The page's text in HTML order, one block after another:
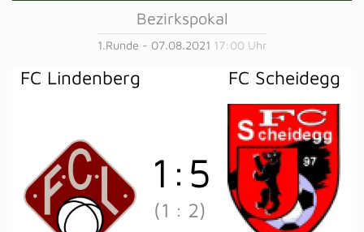
Bezirkspokal
1.Runde - 07.08.2021 17:00 Uhr
FC Lindenberg FC Scheidegg
1 : 5
(1 : 2)